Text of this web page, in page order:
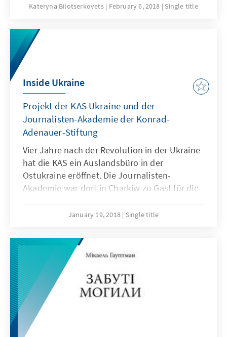
beschrieben werden.Als Autoren des Berichts
auf, und zwar Olexij Mazuka, Serhij
Tomilenko, Olexij Pohorelow, Oles Hojan,
Andrij Jurytschko, Tetjana Lebedjewa und
Prof. Valeri Iwanow, Präsident der Akademie
der Ukrainischen Presse.
Kateryna Bilotserkovets February 6, 2018 Single title
Inside Ukraine
Projekt der KAS Ukraine und der
Journalisten-Akademie der Konrad-
Adenauer-Stiftung
Vier Jahre nach der Revolution in der Ukraine
hat die KAS ein Auslandsbüro in der
Ostukraine eröffnet. Die Journalisten-
Akademie war dort in Charkiw zu Gast für die
Journalistenakademie. Was acht deutsche
Woche Zusammenarbeit für Geschichten
finden, gibt es bald im gedruckten Heft "50
Grad - Geschichten aus der Ostukraine" zu
lesen. Eine kleine Auswahl gibt es hier online
unter www.jonamag.de/projekte/ukraine/ .
January 19, 2018 Single title